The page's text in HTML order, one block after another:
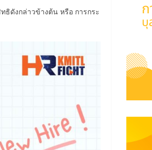
ธิดังกล่าวข้างต้น หรือ การกระ